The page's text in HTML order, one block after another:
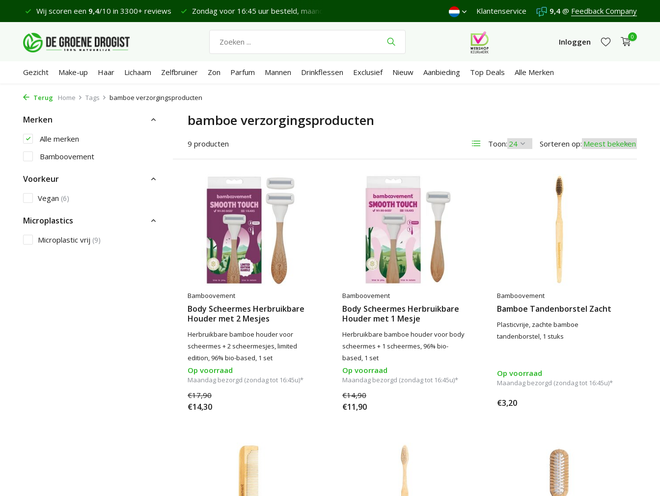
Wij scoren een 9,4/10 in 3300+ reviews Zondag voor 16:45 uur besteld, maandag bezorgd* Verzenden €4,95 (NL) Gratisvanaf €65 Wij scoren een
Klantenservice 9,4 @ Feedback Company
Inloggen
Account aanmaken
0
Gezicht Make-up Haar Lichaam Zelfbruiner Zon Parfum Mannen Drinkflessen Exclusief Nieuw Aanbieding Top Deals Alle Merken
Terug Home Tags bamboe verzorgingsproducten
Merken
Alle merken
Bamboovement
Voorkeur
Vegan (6)
Microplastics
Microplastic vrij (9)
bamboe verzorgingsproducten
9 producten Toon: Sorteren op:
Bamboovement
Body Scheermes Herbruikbare
Houder met 2 Mesjes
Herbruikbare bamboe houder voor
scheermes + 2 scheermesjes, limited
edition, 96% bio-based, 1 set
Op voorraad
Maandag bezorgd (zondag tot 16:45u)*
€17,90
€14,30
Bamboovement
Body Scheermes Herbruikbare
Houder met 1 Mesje
Herbruikbare bamboe houder voor body
scheermes + 1 scheermes, 96% bio-
based, 1 set
Op voorraad
Maandag bezorgd (zondag tot 16:45u)*
€14,90
€11,90
Bamboovement
Bamboe Tandenborstel Zacht
Plasticvrije, zachte bamboe
tandenborstel, 1 stuks
Op voorraad
Maandag bezorgd (zondag tot 16:45u)*
€3,20